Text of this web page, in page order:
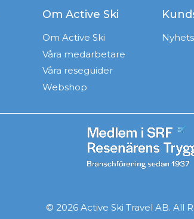
Om Active Ski
Om Active Ski
Våra medarbetare
Våra reseguider
Webshop
© 2026 Active Ski Travel AB. All